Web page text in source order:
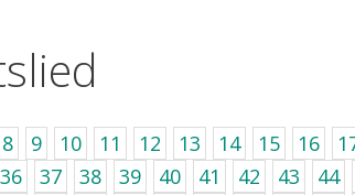
8 9 10 11 12 13 14 15 16
36 37 38 39 40 41 42 43 44